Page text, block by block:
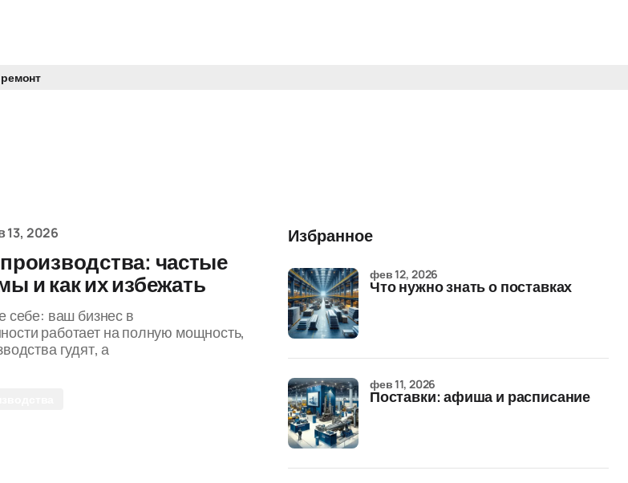
ремонт
13, 2026
частые
и как их избежать
себе: ваш бизнес в
работает на полную мощность,
гудят, а
Избранное
Что нужно знать о поставках
фев 12, 2026
Поставки: афиша и расписание
фев 11, 2026